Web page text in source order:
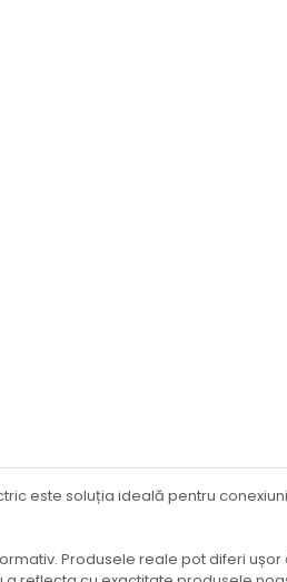
este soluția ideală pentru
Produsele reale pot diferi